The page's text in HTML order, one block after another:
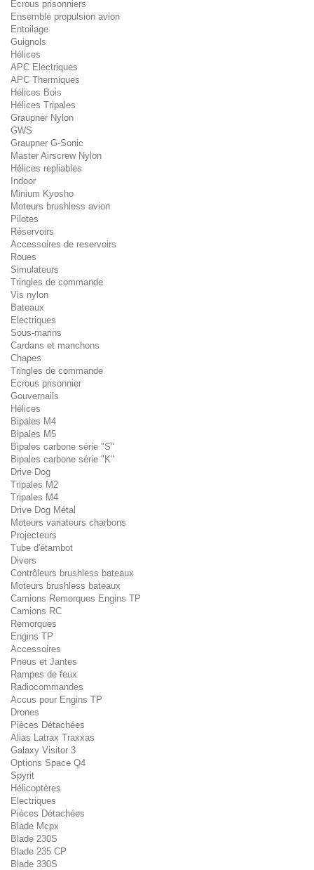
Ecrous prisonniers
Ensemble propulsion avion
Entoilage
Guignols
Hélices
APC Electriques
APC Thermiques
Hélices Bois
Hélices Tripales
Graupner Nylon
GWS
Graupner G-Sonic
Master Airscrew Nylon
Hélices repliables
Indoor
Minium Kyosho
Moteurs brushless avion
Pilotes
Réservoirs
Accessoires de reservoirs
Roues
Simulateurs
Tringles de commande
Vis nylon
Bateaux
Electriques
Sous-marins
Cardans et manchons
Chapes
Tringles de commande
Ecrous prisonnier
Gouvernails
Hélices
Bipales M4
Bipales M5
Bipales carbone série "S"
Bipales carbone série "K"
Drive Dog
Tripales M2
Tripales M4
Drive Dog Métal
Moteurs variateurs charbons
Projecteurs
Tube d'étambot
Divers
Contrôleurs brushless bateaux
Moteurs brushless bateaux
Camions Remorques Engins TP
Camions RC
Remorques
Engins TP
Accessoires
Pneus et Jantes
Rampes de feux
Radiocommandes
Accus pour Engins TP
Drones
Pièces Détachées
Alias Latrax Traxxas
Galaxy Visitor 3
Options Space Q4
Spyrit
Hélicoptères
Electriques
Pièces Détachées
Blade Mcpx
Blade 230S
Blade 235 CP
Blade 330S